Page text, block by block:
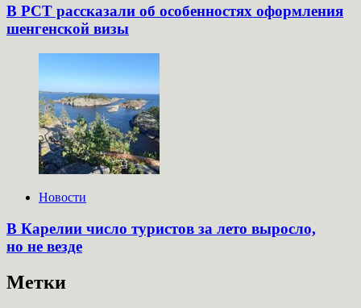
В РСТ рассказали об особенностях оформления
шенгенской визы
Новости
В Карелии число туристов за лето выросло,
но не везде
Метки